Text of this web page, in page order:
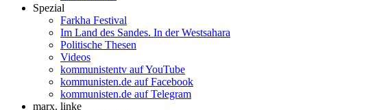
Spezial
Farkha Festival
Im Land des Sandes. In der Westsahara
Politische Thesen
Videos
kommunistentv auf YouTube
kommunisten.de auf Facebook
kommunisten.de auf Telegram
marx. linke